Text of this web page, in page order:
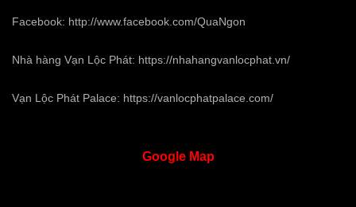
Facebook: http://www.facebook.com/QuaNgon
Nhà hàng Vạn Lộc Phát: https://nhahangvanlocphat.vn/
Vạn Lộc Phát Palace: https://vanlocphatpalace.com/
GoogleMap